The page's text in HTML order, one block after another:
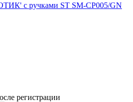
с ручками ST SM-CP005/GN
регистрации